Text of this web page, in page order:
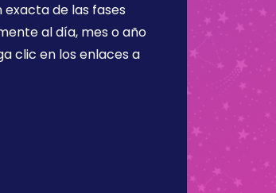
de las fases
al día, mes o año
clic en los enlaces a